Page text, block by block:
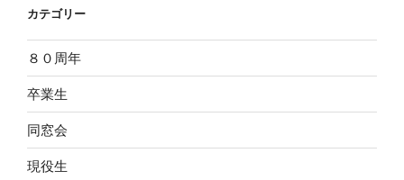
カテゴリー
８０周年
卒業生
同窓会
現役生